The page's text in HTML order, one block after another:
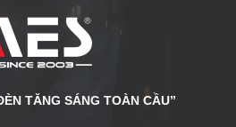
TĂNG SÁNG TOÀN CẦU”